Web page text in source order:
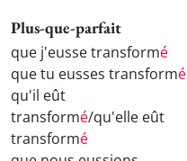
Plus-que-parfait
que j'eusse transformé
que tu eusses transformé
qu'il eût
transformé/qu'elle eût
transformé